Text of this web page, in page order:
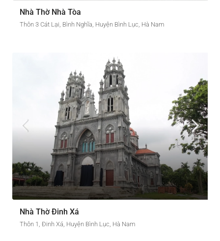
Nhà Thờ Nhà Tòa
Thôn 3 Cát Lại, Bình Nghĩa, Huyện Bình Lục, Hà Nam
Nhà Thờ Đinh Xá
Thôn 1, Đinh Xá, Huyện Bình Lục, Hà Nam